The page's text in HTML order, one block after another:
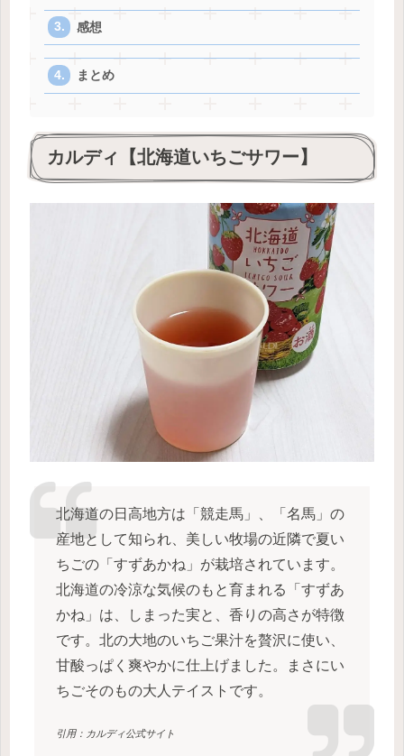
感想
まとめ
カルディ【北海道いちごサワー】
北海道の日高地方は「競走馬」、「名馬」の
産地として知られ、美しい牧場の近隣で夏い
ちごの「すずあかね」が栽培されています。
北海道の冷涼な気候のもと育まれる「すずあ
かね」は、しまった実と、香りの高さが特徴
です。北の大地のいちご果汁を贅沢に使い、
甘酸っぱく爽やかに仕上げました。まさにい
ちごそのもの大人テイストです。
引用：カルディ公式サイト